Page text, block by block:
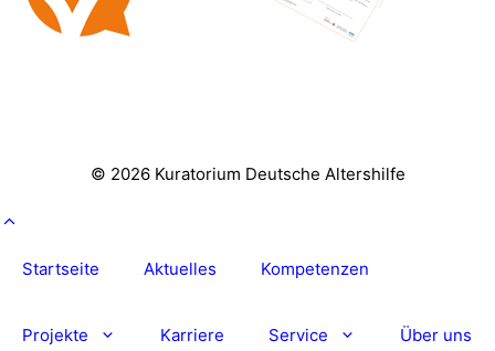
© 2026 Kuratorium Deutsche Altershilfe
Startseite Aktuelles Kompetenzen
Projekte Karriere Service Über uns